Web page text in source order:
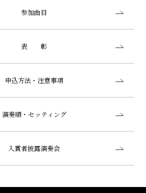
参加曲目
表 彰
申込方法・注意事項
演奏順・セッティング
入賞者披露演奏会